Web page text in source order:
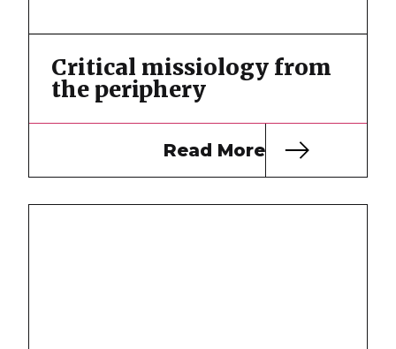
Critical missiology from
the periphery
Read More